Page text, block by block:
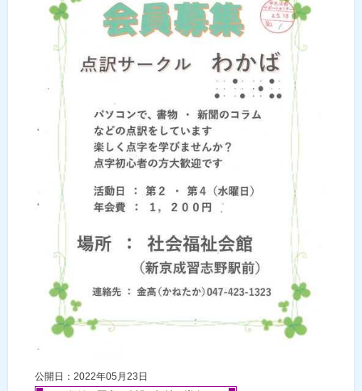
公開日：2022年05月23日